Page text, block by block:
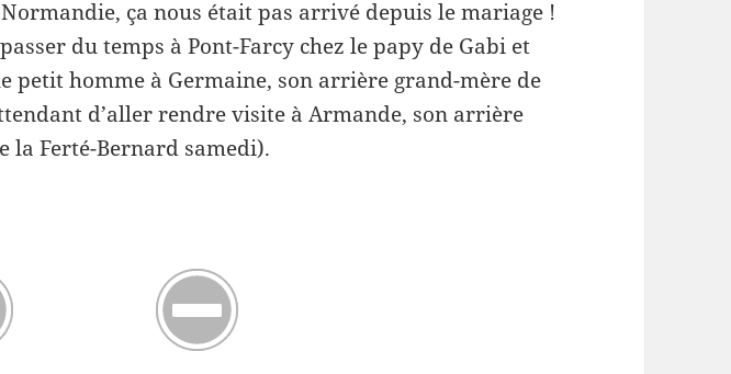
ça nous était pas arrivé depuis le mariage !
passer du temps à Pont-Farcy chez le papy de Gabi et
petit homme à Germaine, son arrière grand-mère de
d’aller rendre visite à Armande, son arrière
la Ferté-Bernard samedi).